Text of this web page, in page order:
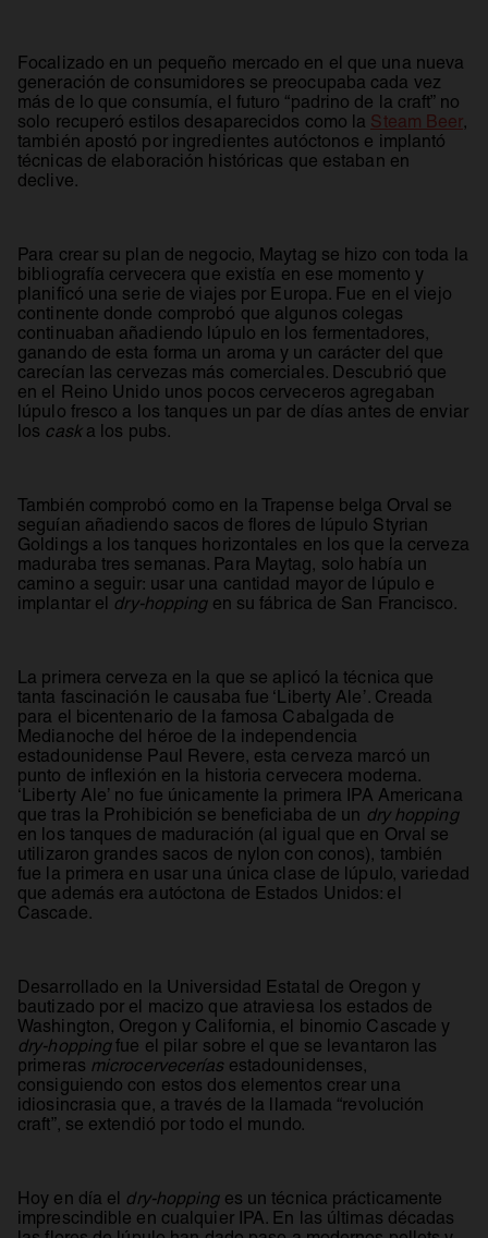
Focalizado en un pequeño mercado en el que una nueva
generación de consumidores se preocupaba cada vez
más de lo que consumía, el futuro “padrino de la craft” no
solo recuperó estilos desaparecidos como la Steam Beerse
,
también apostó por ingredientes autóctonos e implantó
técnicas de elaboración históricas que estaban en
declive.
Para crear su plan de negocio, Maytag se hizo con toda la
bibliografía cervecera que existía en ese momento y
planificó una serie de viajes por Europa. Fue en el viejo
continente donde comprobó que algunos colegas
continuaban añadiendo lúpulo en los fermentadores,
ganando de esta forma un aroma y un carácter del que
carecían las cervezas más comerciales. Descubrió que
en el Reino Unido unos pocos cerveceros agregaban
lúpulo fresco a los tanques un par de días antes de enviar
los cask a los pubs.
También comprobó como en la Trapense belga Orval se
seguían añadiendo sacos de flores de lúpulo Styrian
Goldings a los tanques horizontales en los que la cerveza
maduraba tres semanas. Para Maytag, solo había un
camino a seguir: usar una cantidad mayor de lúpulo e
implantar el dry-hopping en su fábrica de San Francisco.
La primera cerveza en la que se aplicó la técnica que
tanta fascinación le causaba fue ‘Liberty Ale’. Creada
para el bicentenario de la famosa Cabalgada de
Medianoche del héroe de la independencia
estadounidense Paul Revere, esta cerveza marcó un
punto de inflexión en la historia cervecera moderna.
‘Liberty Ale’ no fue únicamente la primera IPA Americana
que tras la Prohibición se beneficiaba de un dry hopping
en los tanques de maduración (al igual que en Orval se
utilizaron grandes sacos de nylon con conos), también
fue la primera en usar una única clase de lúpulo, variedad
que además era autóctona de Estados Unidos: el
Cascade.
Desarrollado en la Universidad Estatal de Oregon y
bautizado por el macizo que atraviesa los estados de
Washington, Oregon y California, el binomio Cascade y
dry-hoppingfue el pilar sobre el que se levantaron las
primeras microcerveceríasestadounidenses,
consiguiendo con estos dos elementos crear una
idiosincrasia que, a través de la llamada “revolución
craft”, se extendió por todo el mundo.
Hoy en día el dry-hopping es un técnica prácticamente
imprescindible en cualquier IPA. En las últimas décadas